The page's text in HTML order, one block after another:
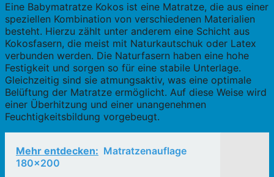
Eine Babymatratze Kokos ist eine Matratze, die aus einer
speziellen Kombination von verschiedenen Materialien
besteht. Hierzu zählt unter anderem eine Schicht aus
Kokosfasern, die meist mit Naturkautschuk oder Latex
verbunden werden. Die Naturfasern haben eine hohe
Festigkeit und sorgen so für eine stabile Unterlage.
Gleichzeitig sind sie atmungsaktiv, was eine optimale
Belüftung der Matratze ermöglicht. Auf diese Weise wird
einer Überhitzung und einer unangenehmen
Feuchtigkeitsbildung vorgebeugt.
Mehr entdecken: Matratzenauflage
180x200